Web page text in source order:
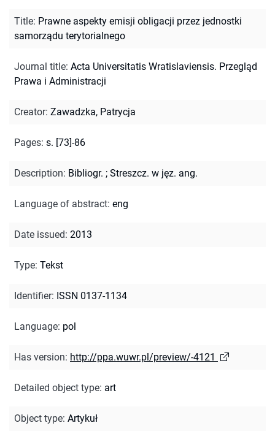
Title: Prawne aspekty emisji obligacji przez jednostki
samorządu terytorialnego
Journal title: Acta Universitatis Wratislaviensis. Przegląd
Prawa i Administracji
Creator: Zawadzka, Patrycja
Pages: s. [73]-86
Description: Bibliogr. ; Streszcz. w jęz. ang.
Language of abstract: eng
Date issued: 2013
Type: Tekst
Identifier: ISSN 0137-1134
Language: pol
Has version: http://ppa.wuwr.pl/preview/-4121
Detailed object type: art
Object type: Artykuł